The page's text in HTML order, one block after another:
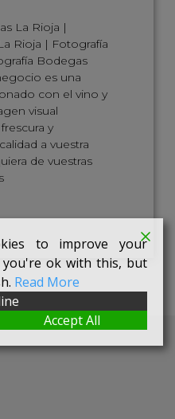
La Rioja |
Rioja | Fotografía
Bodegas
es una
con el vino y
visual
y
a vuestra
de vuestras
to improve your
you're ok with this, but
Read More
Accept All